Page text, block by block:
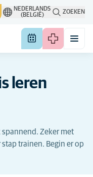
NEDERLANDS
(BELGIË)
ZOEKEN
leren
Zeker met
trainen. Begin er op